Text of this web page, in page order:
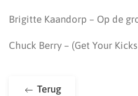
Brigitte Kaandorp – Op de
Chuck Berry – (Get Your
Terug